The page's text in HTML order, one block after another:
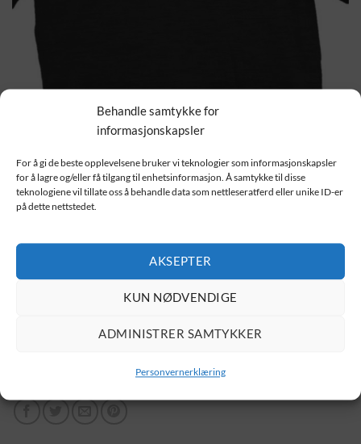
Behandle samtykke for
informasjonskapsler
For å gi de beste opplevelsene bruker vi teknologier som informasjonskapsler
for å lagre og/eller få tilgang til enhetsinformasjon. Å samtykke til disse
teknologiene vil tillate oss å behandle data som nettleseratferd eller unike ID-er
på dette nettstedet.
AKSEPTER
KUN NØDVENDIGE
ADMINISTRER SAMTYKKER
Personvernerklæring
T-SKJORTER / DIVERSE
kr229.00
Velg farge